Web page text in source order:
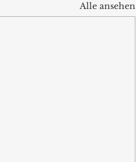
Alle ansehen